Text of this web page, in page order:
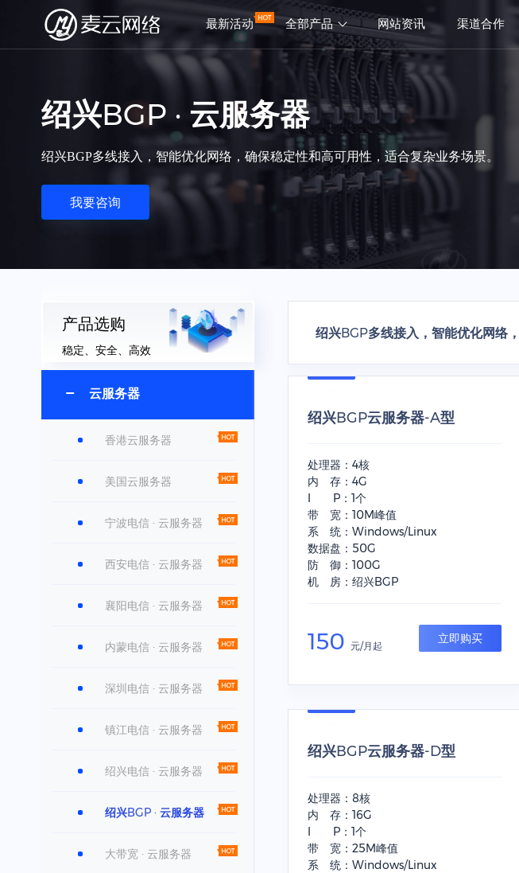
最新活动 全部产品 网站资讯 渠道合作
绍兴BGP · 云服务器
绍兴BGP多线接入，智能优化网络，确保稳定性和高可用性，适合复杂业务场景。
我要咨询
产品选购
稳定、安全、高效
云服务器
香港云服务器
美国云服务器
宁波电信 · 云服务器
西安电信 · 云服务器
襄阳电信 · 云服务器
内蒙电信 · 云服务器
深圳电信 · 云服务器
镇江电信 · 云服务器
绍兴电信 · 云服务器
绍兴BGP · 云服务器
大带宽 · 云服务器
绍兴BGP多线接入，智能优化网络
绍兴BGP云服务器-A型
处理器：4核
内 存：4G
I P：1个
带 宽：10M峰值
系 统：Windows/Linux
数据盘：50G
防 御：100G
机 房：绍兴BGP
150 元/月起
立即购买
绍兴BGP云服务器-D型
处理器：8核
内 存：16G
I P：1个
带 宽：25M峰值
系 统：Windows/Linux